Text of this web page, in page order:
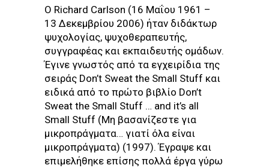
Ο Richard Carlson (16 Μαΐου 1961 –
13 Δεκεμβρίου 2006) ήταν διδάκτωρ
ψυχολογίας, ψυχοθεραπευτής,
συγγραφέας και εκπαιδευτής ομάδων.
Έγινε γνωστός από τα εγχειρίδια της
σειράς Don’t Sweat the Small Stuff και
ειδικά από το πρώτο βιβλίο Don’t
Sweat the Small Stuff … and it’s all
Small Stuff (Μη βασανίζεστε για
μικροπράγματα… γιατί όλα είναι
μικροπράγματα) (1997). Έγραψε και
επιμελήθηκε επίσης πολλά έργα γύρω